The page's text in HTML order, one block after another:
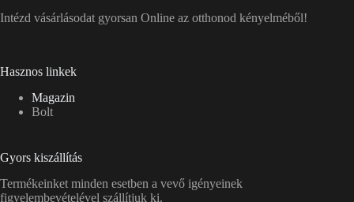
Intézd vásárlásodat gyorsan Online az otthonod kényelméből!
Hasznos linkek
Magazin
Bolt
Gyors kiszállítás
Termékeinket minden esetben a vevő igényeinek
figyelembevételével szállítjuk ki.